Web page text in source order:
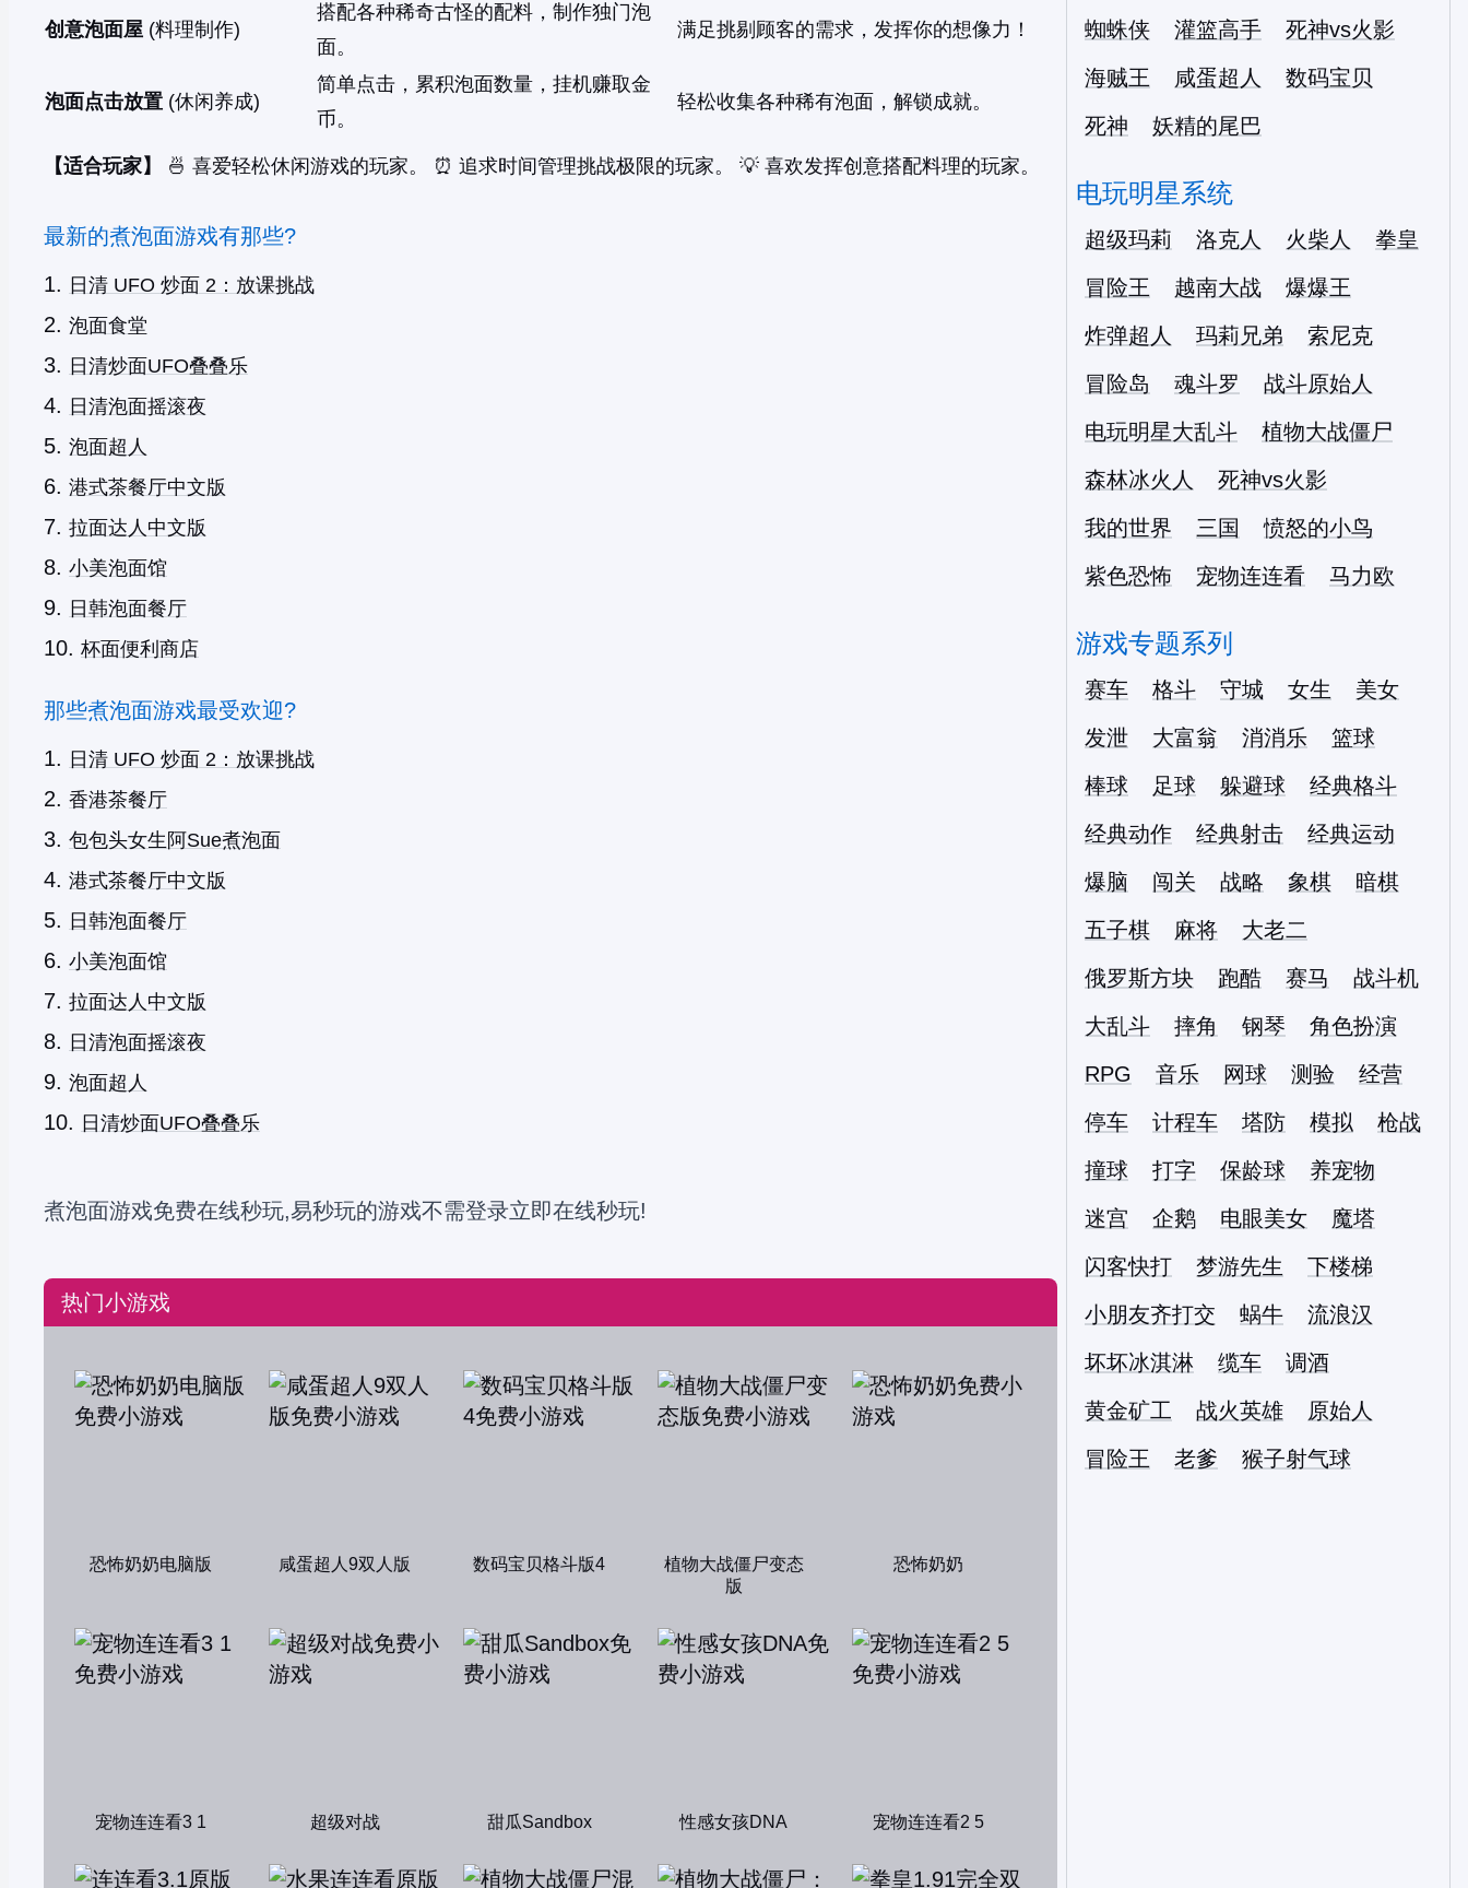
创意泡面屋 (料理制作)
搭配各种稀奇古怪的配料，制作独门泡
面。
满足挑剔顾客的需求，发挥你的想像力！
泡面点击放置 (休闲养成)
简单点击，累积泡面数量，挂机赚取金
币。
轻松收集各种稀有泡面，解锁成就。
【适合玩家】 🍜 喜爱轻松休闲游戏的玩家。 ⏰ 追求时间管理挑战极限的玩家。 💡 喜欢发挥创意搭配料理的玩家。
最新的煮泡面游戏有那些?
日清 UFO 炒面 2：放课挑战
泡面食堂
日清炒面UFO叠叠乐
日清泡面摇滚夜
泡面超人
港式茶餐厅中文版
拉面达人中文版
小美泡面馆
日韩泡面餐厅
杯面便利商店
那些煮泡面游戏最受欢迎?
日清 UFO 炒面 2：放课挑战
香港茶餐厅
包包头女生阿Sue煮泡面
港式茶餐厅中文版
日韩泡面餐厅
小美泡面馆
拉面达人中文版
日清泡面摇滚夜
泡面超人
日清炒面UFO叠叠乐
煮泡面游戏免费在线秒玩,易秒玩的游戏不需登录立即在线秒玩!
热门小游戏
恐怖奶奶电脑版 咸蛋超人9双人版 数码宝贝格斗版4
植物大战僵尸变态
版
恐怖奶奶
宠物连连看3 1 超级对战 甜瓜Sandbox 性感女孩DNA 宠物连连看2 5
蜘蛛侠
灌篮高手
死神vs火影
海贼王
咸蛋超人
数码宝贝
死神
妖精的尾巴
电玩明星系统
超级玛莉 洛克人 火柴人
拳皇
冒险王
越南大战
爆爆王
炸弹超人
玛莉兄弟
索尼克
冒险岛
魂斗罗
战斗原始人
电玩明星大乱斗
植物大战僵尸
森林冰火人
死神vs火影
我的世界
三国
愤怒的小鸟
紫色恐怖
宠物连连看 马力欧
游戏专题系列
赛车 格斗 守城 女生
美女
发泄
大富翁 消消乐
篮球
棒球
足球 躲避球
经典格斗
经典动作
经典射击
经典运动
爆脑
闯关 战略 象棋
暗棋
五子棋
麻将
大老二
俄罗斯方块
跑酷 赛马
战斗机
大乱斗
摔角 钢琴
角色扮演
RPG
音乐 网球 测验
经营
停车
计程车 塔防 模拟
枪战
撞球
打字 保龄球
养宠物
迷宫
企鹅 电眼美女
魔塔
闪客快打
梦游先生
下楼梯
小朋友齐打交
蜗牛
流浪汉
坏坏冰淇淋
缆车
调酒
黄金矿工
战火英雄
原始人
冒险王
老爹 猴子射气球